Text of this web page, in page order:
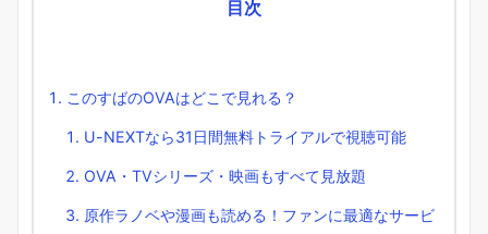
目次
このすばのOVAはどこで見れる？
U-NEXTなら31日間無料トライアルで視聴可能
OVA・TVシリーズ・映画もすべて見放題
原作ラノベや漫画も読める！ファンに最適なサービ